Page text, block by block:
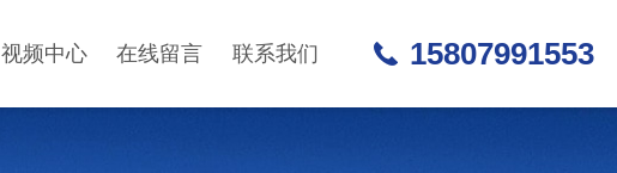
视频中心 在线留言 联系我们 15807991553